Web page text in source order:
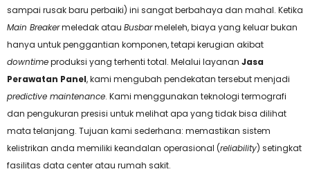
sampai rusak baru perbaiki) ini sangat berbahaya dan mahal. Ketika
Main Breakermeledak atau Busbarmeleleh, biaya yang keluar bukan
hanya untuk penggantian komponen, tetapi kerugian akibat
downtimeproduksi yang terhenti total. Melalui layanan Jasa
Perawatan Panel, kami mengubah pendekatan tersebut menjadi
predictive maintenance. Kami menggunakan teknologi termografi
dan pengukuran presisi untuk melihat apa yang tidak bisa dilihat
mata telanjang. Tujuan kami sederhana: memastikan sistem
kelistrikan anda memiliki keandalan operasional (reliability) setingkat
fasilitas data center atau rumah sakit.